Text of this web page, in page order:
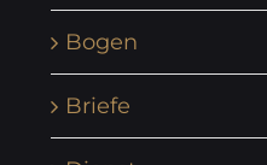
Bogen
Briefe